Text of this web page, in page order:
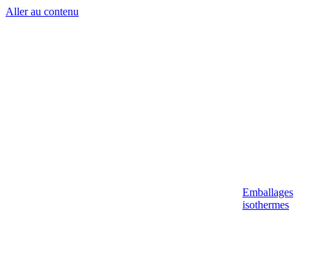
Aller au contenu
Emballages
isothermes